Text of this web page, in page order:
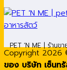
PET ’N ME | ร้าน
Copyright 2026
ของ บริษัท เซ็นท